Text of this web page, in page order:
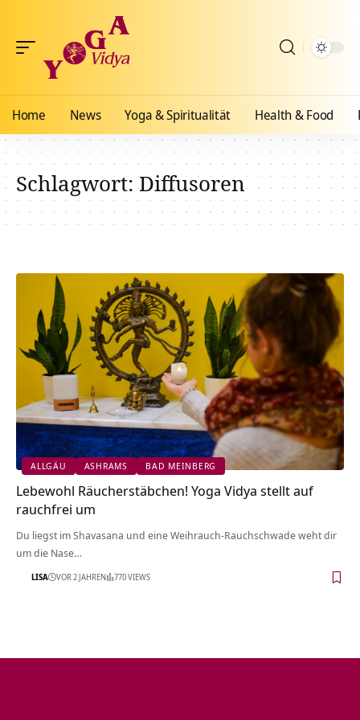
Home News Yoga & Spiritualität Health & Food
Schlagwort:Diffusoren
ALLGÄU ASHRAMS BAD MEINBERG
Lebewohl Räucherstäbchen! Yoga Vidya stellt auf
rauchfrei um
Du liegst im Shavasana und eine Weihrauch-Rauchschwade weht dir
um die Nase…
LISA VOR 2 JAHREN 770 VIEWS